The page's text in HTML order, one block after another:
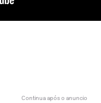
Continua após o anuncio